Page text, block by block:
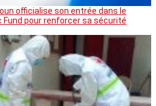
officialise son entrée dans le
Fund pour renforcer sa sécurité